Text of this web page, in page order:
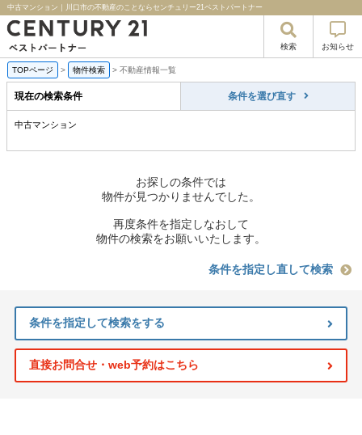
中古マンション｜川口市の不動産のことならセンチュリー21ベストパートナー
検索 お知らせ
TOPページ > 物件検索 > 不動産情報一覧
現在の検索条件 条件を選び直す
中古マンション
お探しの条件では
物件が見つかりませんでした。
再度条件を指定しなおして
物件の検索をお願いいたします。
条件を指定し直して検索
条件を指定して検索をする
直接お問合せ・web予約はこちら